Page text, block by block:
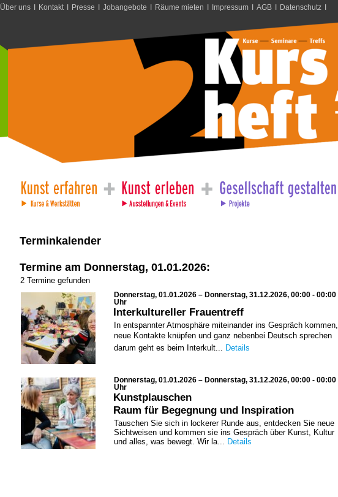
Über uns I Kontakt I Presse I Jobangebote I Räume mieten I Impressum I AGB I Datenschutz I
Terminkalender
Termine am Donnerstag, 01.01.2026:
2 Termine gefunden
Donnerstag, 01.01.2026 – Donnerstag, 31.12.2026, 00:00 - 00:00
Uhr
Interkultureller Frauentreff
In entspannter Atmosphäre miteinander ins Gespräch kommen,
neue Kontakte knüpfen und ganz nebenbei Deutsch sprechen 
darum geht es beim Interkult... Details
Donnerstag, 01.01.2026 – Donnerstag, 31.12.2026, 00:00 - 00:00
Uhr
Kunstplauschen
Raum für Begegnung und Inspiration
Tauschen Sie sich in lockerer Runde aus, entdecken Sie neue
Sichtweisen und kommen sie ins Gespräch über Kunst, Kultur
und alles, was bewegt. Wir la...
Details